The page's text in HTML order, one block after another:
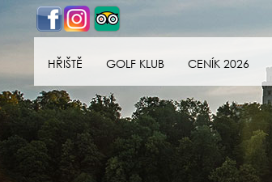
HŘIŠTĚ GOLF KLUB CENÍK 2026